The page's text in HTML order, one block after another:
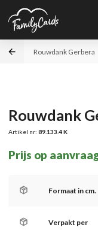
Rouwdank Gerbera
Rouwdank
Artikel nr: 89.133.4 K
Prijs op
Formaat in cm.
Verpakt per